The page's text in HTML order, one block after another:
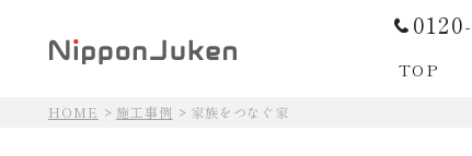
TOP
HOME 施工事例 家族をつなぐ家